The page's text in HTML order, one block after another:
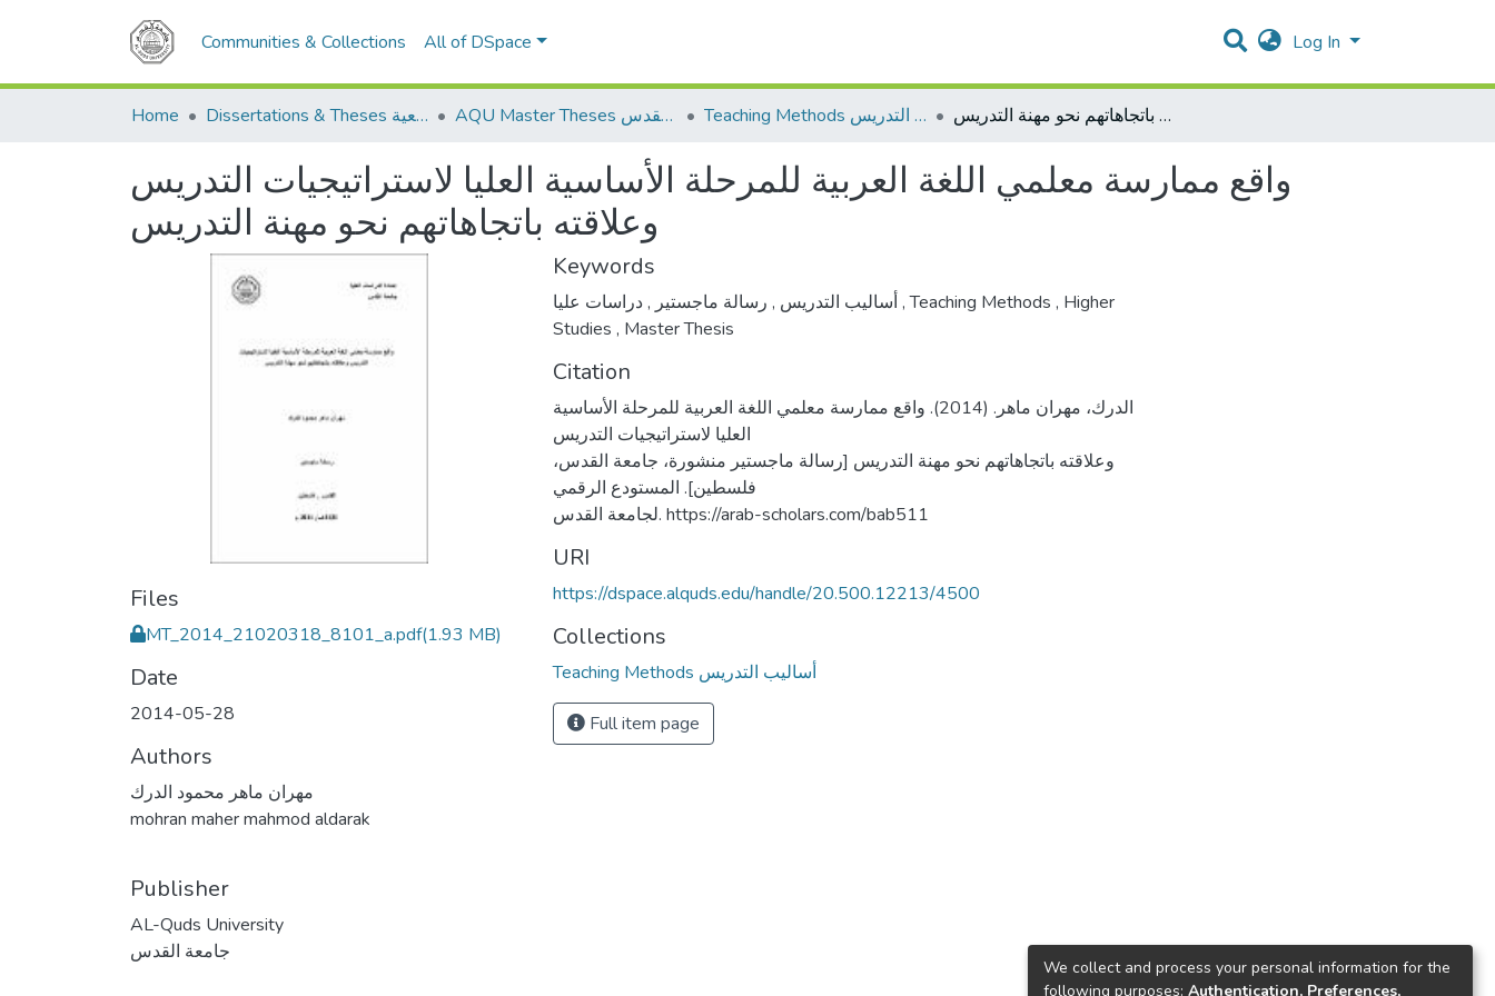
Communities & Collections All of DSpace Log In
Home Dissertations & Theses الرسائل الجامعية AQU Master Theses الرسائل الجامعية الخاصة بجامعة القدس Teaching Methods أساليب التدريس واقع ممارسة معلمي اللغة العربية للمرحلة الأساسية العليا لاستراتيجيات التدريس وعلاقته باتجاهاتهم نحو مهنة التدريس
واقع ممارسة معلمي اللغة العربية للمرحلة الأساسية العليا لاستراتيجيات التدريس
وعلاقته باتجاهاتهم نحو مهنة التدريس
Files
MT_2014_21020318_8101_a.pdf(1.93 MB)
Date
2014-05-28
Authors
مهران ماهر محمود الدرك
mohran maher mahmod aldarak
Publisher
AL-Quds University
جامعة القدس
Keywords
أساليب التدريس , رسالة ماجستير , ,Teaching Methods , Higher
Studies , Master Thesis
Citation
الدرك، مهران ماهر. (2014). واقع ممارسة معلمي اللغة العربية للمرحلة الأساسية
العليا لاستراتيجيات التدريس
وعلاقته باتجاهاتهم نحو مهنة التدريس [رسالة ماجستير منشورة، جامعة القدس،
فلسطين]. المستودع الرقمي
لجامعة القدس. https://arab-scholars.com/bab511
URI
https://dspace.alquds.edu/handle/20.500.12213/4500
Collections
Teaching Methods أساليب التدريس
Full item page
We collect and process your personal information for the
following purposes: Authentication, Preferences,